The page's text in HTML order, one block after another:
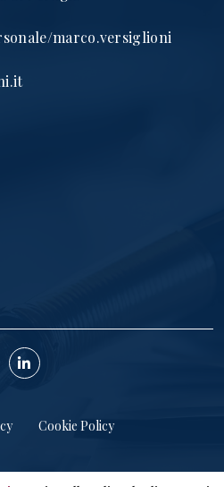
marco.versiglioni
Cookie Policy